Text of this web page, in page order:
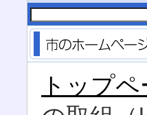
トップ